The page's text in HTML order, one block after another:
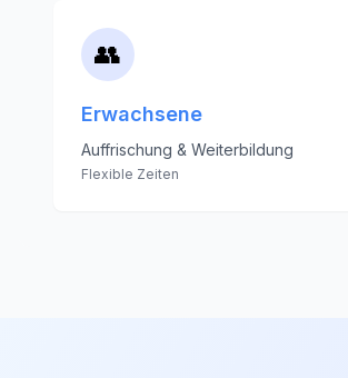
👥
Erwachsene
Auffrischung & Weiterbildung
Flexible Zeiten